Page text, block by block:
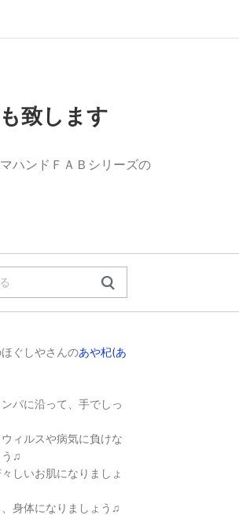
致します
ハンドＦＡＢシリーズの
ぐしやさんのあや杞(あ
パに沿って、手でしっ
ィルスや病気に負けな
う♫
しいお肌になりましょ
身体になりましょう♫